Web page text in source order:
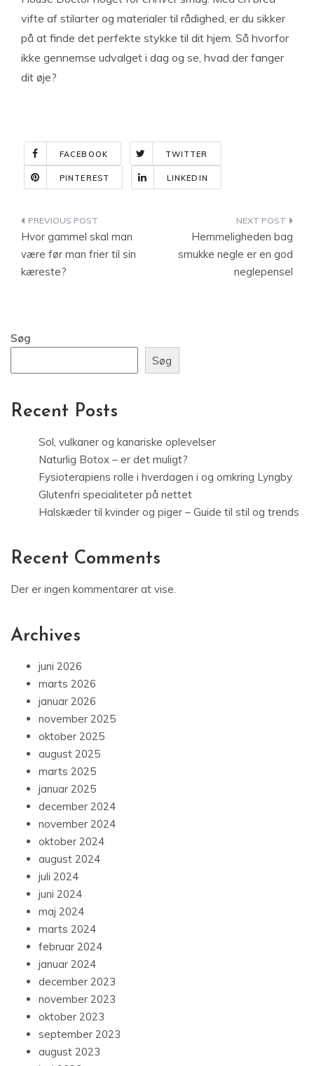
vifte af stilarter og materialer til rådighed, er du sikker
på at finde det perfekte stykke til dit hjem. Så hvorfor
ikke gennemse udvalget i dag og se, hvad der fanger
dit øje?
FACEBOOK TWITTER
PINTEREST LINKEDIN
Indlægsnavigation
Hvor gammel skal man
være før man frier til sin
kæreste?
Hemmeligheden bag
smukke negle er en god
neglepensel
Søg
Søg
Recent Posts
Sol, vulkaner og kanariske oplevelser
Naturlig Botox – er det muligt?
Fysioterapiens rolle i hverdagen i og omkring Lyngby
Glutenfri specialiteter på nettet
Halskæder til kvinder og piger – Guide til stil og trends
Recent Comments
Der er ingen kommentarer at vise.
Archives
juni 2026
marts 2026
januar 2026
november 2025
oktober 2025
august 2025
marts 2025
januar 2025
december 2024
november 2024
oktober 2024
august 2024
juli 2024
juni 2024
maj 2024
marts 2024
februar 2024
januar 2024
december 2023
november 2023
oktober 2023
september 2023
august 2023